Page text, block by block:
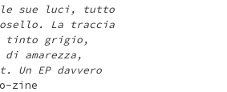
le sue luci, tutto
La traccia
tinto grigio,
amarezza,
EP davvero
zine